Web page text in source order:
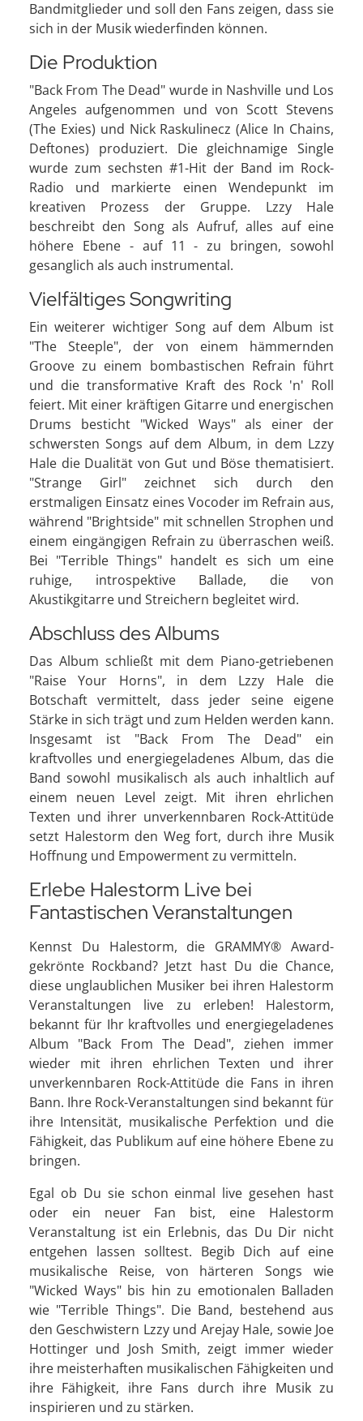
Bandmitglieder und soll den Fans zeigen, dass sie
sich in der Musik wiederfinden können.
Die Produktion
"Back From The Dead" wurde in Nashville und Los
Angeles aufgenommen und von Scott Stevens
(The Exies) und Nick Raskulinecz (Alice In Chains,
Deftones) produziert. Die gleichnamige Single
wurde zum sechsten #1-Hit der Band im Rock-
Radio und markierte einen Wendepunkt im
kreativen Prozess der Gruppe. Lzzy Hale
beschreibt den Song als Aufruf, alles auf eine
höhere Ebene - auf 11 - zu bringen, sowohl
gesanglich als auch instrumental.
Vielfältiges Songwriting
Ein weiterer wichtiger Song auf dem Album ist
"The Steeple", der von einem hämmernden
Groove zu einem bombastischen Refrain führt
und die transformative Kraft des Rock 'n' Roll
feiert. Mit einer kräftigen Gitarre und energischen
Drums besticht "Wicked Ways" als einer der
schwersten Songs auf dem Album, in dem Lzzy
Hale die Dualität von Gut und Böse thematisiert.
"Strange Girl" zeichnet sich durch den
erstmaligen Einsatz eines Vocoder im Refrain aus,
während "Brightside" mit schnellen Strophen und
einem eingängigen Refrain zu überraschen weiß.
Bei "Terrible Things" handelt es sich um eine
ruhige, introspektive Ballade, die von
Akustikgitarre und Streichern begleitet wird.
Abschluss des Albums
Das Album schließt mit dem Piano-getriebenen
"Raise Your Horns", in dem Lzzy Hale die
Botschaft vermittelt, dass jeder seine eigene
Stärke in sich trägt und zum Helden werden kann.
Insgesamt ist "Back From The Dead" ein
kraftvolles und energiegeladenes Album, das die
Band sowohl musikalisch als auch inhaltlich auf
einem neuen Level zeigt. Mit ihren ehrlichen
Texten und ihrer unverkennbaren Rock-Attitüde
setzt Halestorm den Weg fort, durch ihre Musik
Hoffnung und Empowerment zu vermitteln.
Erlebe Halestorm Live bei
Fantastischen Veranstaltungen
Kennst Du Halestorm, die GRAMMY® Award-
gekrönte Rockband? Jetzt hast Du die Chance,
diese unglaublichen Musiker bei ihren Halestorm
Veranstaltungen live zu erleben! Halestorm,
bekannt für Ihr kraftvolles und energiegeladenes
Album "Back From The Dead", ziehen immer
wieder mit ihren ehrlichen Texten und ihrer
unverkennbaren Rock-Attitüde die Fans in ihren
Bann. Ihre Rock-Veranstaltungen sind bekannt für
ihre Intensität, musikalische Perfektion und die
Fähigkeit, das Publikum auf eine höhere Ebene zu
bringen.
Egal ob Du sie schon einmal live gesehen hast
oder ein neuer Fan bist, eine Halestorm
Veranstaltung ist ein Erlebnis, das Du Dir nicht
entgehen lassen solltest. Begib Dich auf eine
musikalische Reise, von härteren Songs wie
"Wicked Ways" bis hin zu emotionalen Balladen
wie "Terrible Things". Die Band, bestehend aus
den Geschwistern Lzzy und Arejay Hale, sowie Joe
Hottinger und Josh Smith, zeigt immer wieder
ihre meisterhaften musikalischen Fähigkeiten und
ihre Fähigkeit, ihre Fans durch ihre Musik zu
inspirieren und zu stärken.